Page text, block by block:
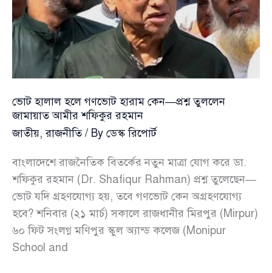
তুললেন
জামায়াত
আমীর
শফিকুর
রহমান
ভোট হালাল হলে গণভোট হারাম কেন—প্রশ্ন তুললেন
জামায়াত আমীর শফিকুর রহমান
জাতীয়,রাজনীতি/ By ডেস্ক রিপোর্ট
বাংলাদেশে রাজনৈতিক বিতর্কের নতুন মাত্রা যোগ করে ডা.
শফিকুর রহমান (Dr. Shafiqur Rahman) প্রশ্ন তুলেছেন—
ভোট যদি গ্রহণযোগ্য হয়, তবে গণভোট কেন অগ্রহণযোগ্য
হবে? শনিবার (২১ মার্চ) সকালে রাজধানীর মিরপুর (Mirpur)
৬০ ফিট সংলগ্ন মণিপুর স্কুল অ্যান্ড কলেজ (Monipur
School and